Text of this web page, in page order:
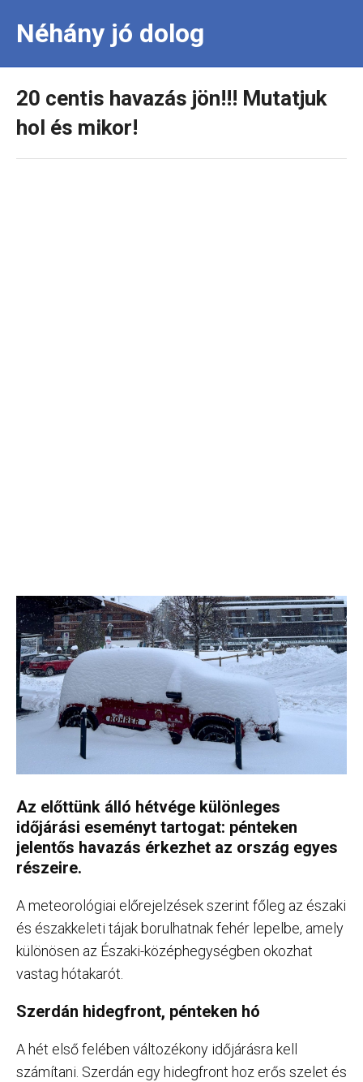
Néhány jó dolog
20 centis havazás jön!!! Mutatjuk
hol és mikor!
Az előttünk álló hétvége különleges
időjárási eseményt tartogat: pénteken
jelentős havazás érkezhet az ország egyes
részeire.
A meteorológiai előrejelzések szerint főleg az északi
és északkeleti tájak borulhatnak fehér lepelbe, amely
különösen az Északi-középhegységben okozhat
vastag hótakarót.
Szerdán hidegfront, pénteken hó
A hét első felében változékony időjárásra kell
számítani. Szerdán egy hidegfront hoz erős szelet és